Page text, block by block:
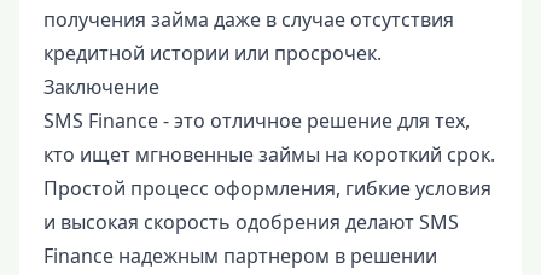
получения займа даже в случае отсутствия
кредитной истории или просрочек.
Заключение
SMS Finance - это отличное решение для тех,
кто ищет мгновенные займы на короткий срок.
Простой процесс оформления, гибкие условия
и высокая скорость одобрения делают SMS
Finance надежным партнером в решении